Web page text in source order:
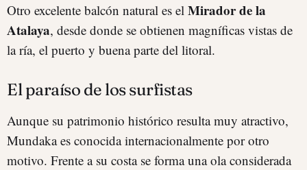
Otro excelente balcón natural es el Mirador de la
Atalaya, desde donde se obtienen magníficas vistas de
la ría, el puerto y buena parte del litoral.
El paraíso de los surfistas
Aunque su patrimonio histórico resulta muy atractivo,
Mundaka es conocida internacionalmente por otro
motivo. Frente a su costa se forma una ola considerada